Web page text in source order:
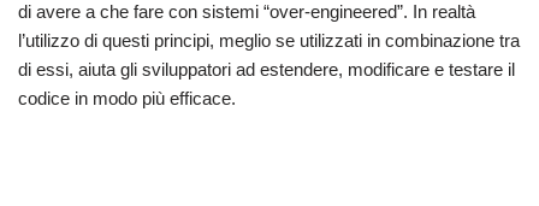
di avere a che fare con sistemi “over-engineered”. In realtà
l’utilizzo di questi principi, meglio se utilizzati in combinazione tra
di essi, aiuta gli sviluppatori ad estendere, modificare e testare il
codice in modo più efficace.